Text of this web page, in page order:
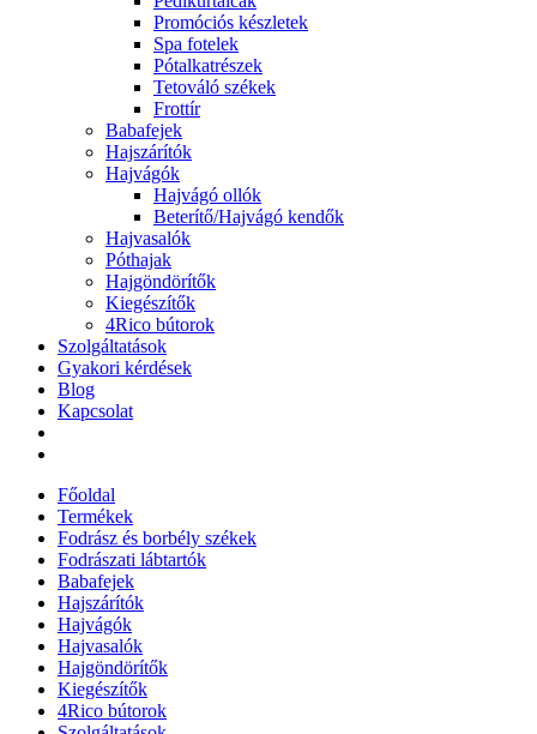
Promóciós készletek
Spa fotelek
Pótalkatrészek
Tetováló székek
Frottír
Babafejek
Hajszárítók
Hajvágók
Hajvágó ollók
Beterítő/Hajvágó kendők
Hajvasalók
Póthajak
Hajgöndörítők
Kiegészítők
4Rico bútorok
Szolgáltatások
Gyakori kérdések
Blog
Kapcsolat
Főoldal
Termékek
Fodrász és borbély székek
Fodrászati lábtartók
Babafejek
Hajszárítók
Hajvágók
Hajvasalók
Hajgöndörítők
Kiegészítők
4Rico bútorok